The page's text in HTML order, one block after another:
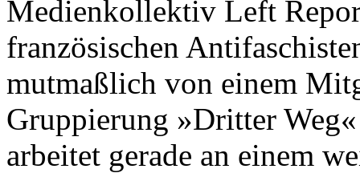
Medienkollektiv Left
französischen
mutmaßlich von einem
Gruppierung »Dritter
arbeitet gerade an einem